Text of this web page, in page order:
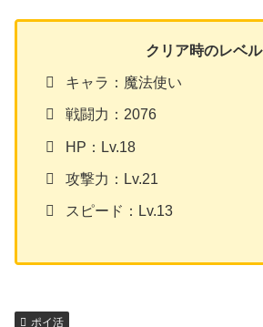
クリア時のレベル
キャラ：魔法使い
戦闘力：2076
HP：Lv.18
攻撃力：Lv.21
スピード：Lv.13
ポイ活